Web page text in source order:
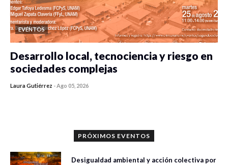
EVENTOS
Desarrollo local, tecnociencia y riesgo en
sociedades complejas
Laura Gutiérrez -Ago 05, 2026
PRÓXIMOS EVENTOS
Desigualdad ambiental y acción colectiva por